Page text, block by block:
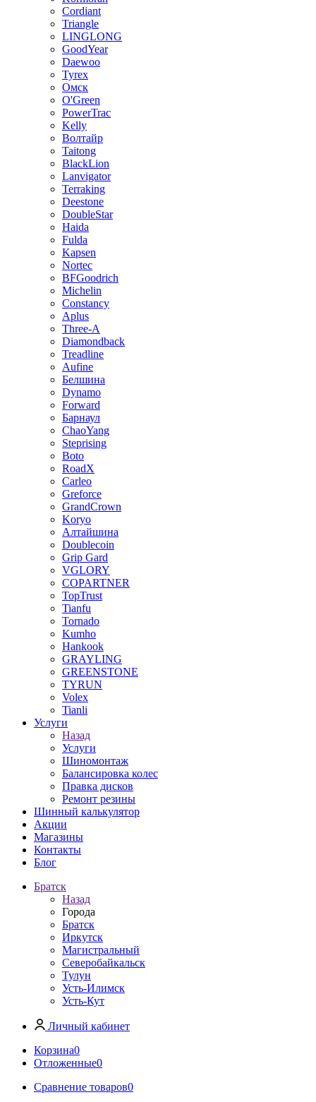
Cordiant
Triangle
LINGLONG
GoodYear
Daewoo
Tyrex
Омск
O'Green
PowerTrac
Kelly
Волтайр
Taitong
BlackLion
Lanvigator
Terraking
Deestone
DoubleStar
Haida
Fulda
Kapsen
Nortec
BFGoodrich
Michelin
Constancy
Aplus
Three-A
Diamondback
Treadline
Aufine
Белшина
Dynamo
Forward
Барнаул
ChaoYang
Steprising
Boto
RoadX
Carleo
Greforce
GrandCrown
Koryo
Алтайшина
Doublecoin
Grip Gard
VGLORY
COPARTNER
TopTrust
Tianfu
Tornado
Kumho
Hankook
GRAYLING
GREENSTONE
TYRUN
Volex
Tianli
Услуги
Назад
Услуги
Шиномонтаж
Балансировка колес
Правка дисков
Ремонт резины
Шинный калькулятор
Акции
Магазины
Контакты
Блог
Братск
Назад
Города
Братск
Иркутск
Магистральный
Северобайкальск
Тулун
Усть-Илимск
Усть-Кут
Личный кабинет
Корзина0
Отложенные0
Сравнение товаров0